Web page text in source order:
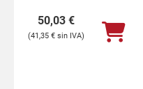
50,03 €
41,35 €